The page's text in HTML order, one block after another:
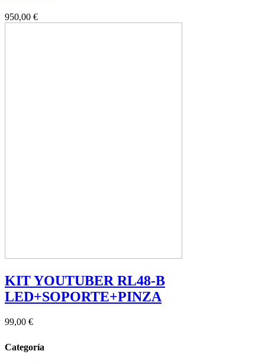
950,00 €
KIT YOUTUBER RL48-B
LED+SOPORTE+PINZA
99,00 €
Categoría